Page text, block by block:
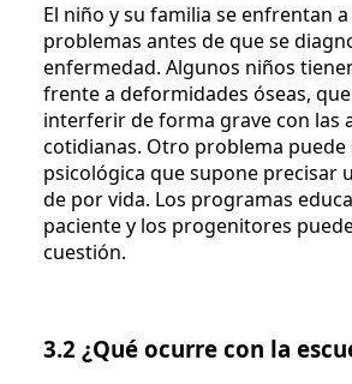
El niño y su familia se enfrentan
problemas antes de que se
enfermedad. Algunos niños
frente a deformidades óseas,
interferir de forma grave con las
cotidianas. Otro problema puede
psicológica que supone precisar
de por vida. Los programas
paciente y los progenitores
cuestión.
3.2 ¿Qué ocurre con la